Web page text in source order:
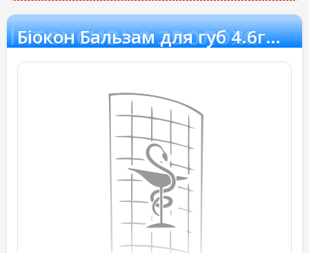
Інтенсивне зволож. Біокон Бальзам для губ 4.6г Інтенсивне зволож.